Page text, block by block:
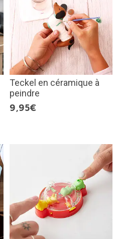
Teckel en céramique à
peindre
9,95€